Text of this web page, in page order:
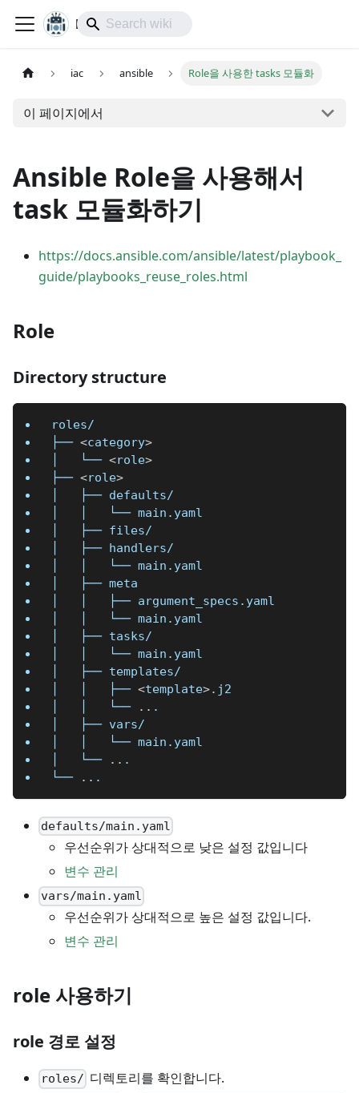
lol-IoT
iac ansible Role을 사용한 tasks 모듈화
이 페이지에서
Ansible Role을 사용해서
task 모듈화하기
https://docs.ansible.com/ansible/latest/playbook_
guide/playbooks_reuse_roles.html
Role
Directory structure
roles/
├── <category>
│   └── <role>
├── <role>
│   ├── defaults/
│   │   └── main.yaml
│   ├── files/
│   ├── handlers/
│   │   └── main.yaml
│   ├── meta
│   │   ├── argument_specs.yaml
│   │   └── main.yaml
│   ├── tasks/
│   │   └── main.yaml
│   ├── templates/
│   │   ├── <template>.j2
│   │   └──
.. .
│   ├── vars/
│   │   └── main.yaml
│   └──
.. .
└──
.. .
defaults/main.yaml
우선순위가 상대적으로 낮은 설정 값입니다
변수 관리
vars/main.yaml
우선순위가 상대적으로 높은 설정 값입니다.
변수 관리
role 사용하기
role 경로 설정
roles/ 디렉토리를 확인합니다.